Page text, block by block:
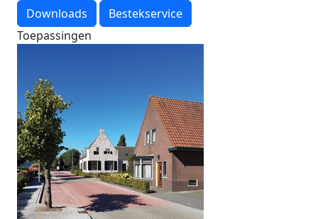
Downloads
Bestekservice
Toepassingen